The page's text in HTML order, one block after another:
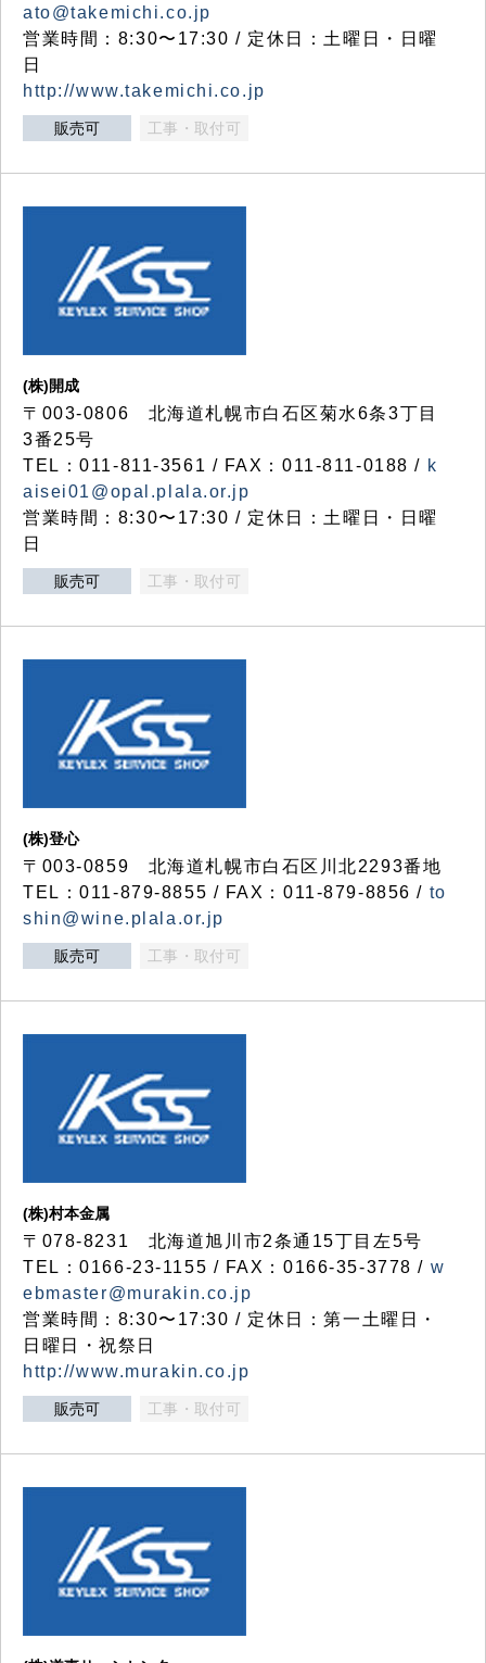
ato@takemichi.co.jp
営業時間：8:30〜17:30 / 定休日：土曜日・日曜
日
http://www.takemichi.co.jp
販売可 工事・取付可
(株)開成
〒003-0806 北海道札幌市白石区菊水6条3丁目
3番25号
TEL：011-811-3561 / FAX：011-811-0188 / k
aisei01@opal.plala.or.jp
営業時間：8:30〜17:30 / 定休日：土曜日・日曜
日
販売可 工事・取付可
(株)登心
〒003-0859 北海道札幌市白石区川北2293番地
TEL：011-879-8855 / FAX：011-879-8856 / to
shin@wine.plala.or.jp
販売可 工事・取付可
(株)村本金属
〒078-8231 北海道旭川市2条通15丁目左5号
TEL：0166-23-1155 / FAX：0166-35-3778 / w
ebmaster@murakin.co.jp
営業時間：8:30〜17:30 / 定休日：第一土曜日・
日曜日・祝祭日
http://www.murakin.co.jp
販売可 工事・取付可